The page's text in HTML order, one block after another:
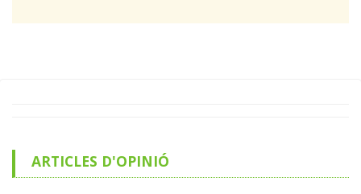
ARTICLES D'OPINIÓ